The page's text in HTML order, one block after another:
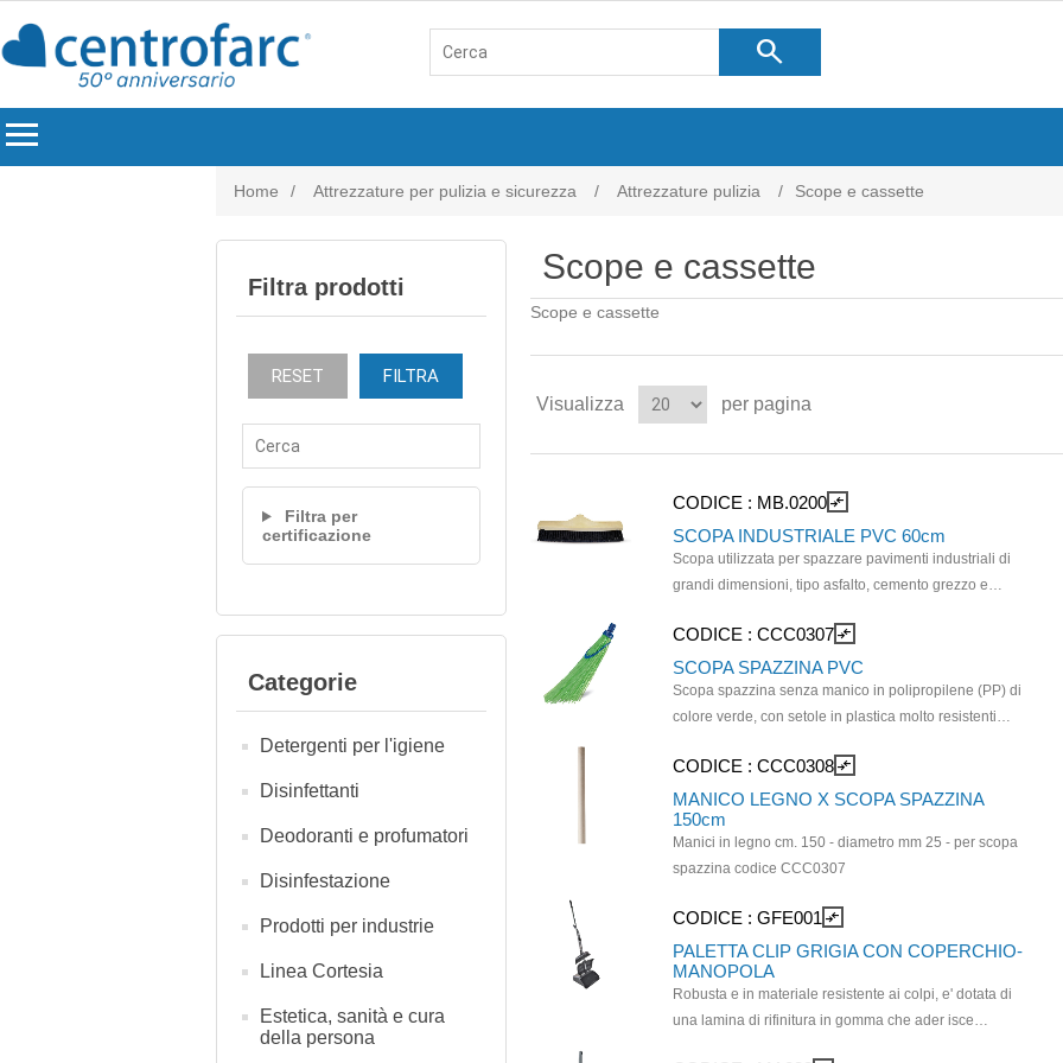
search
menu
Home / Attrezzature per pulizia e sicurezza / Attrezzature pulizia / Scope e cassette
Filtra prodotti
RESET FILTRA
Filtra per
certificazione
Categorie
Detergenti per l'igiene
Disinfettanti
Deodoranti e profumatori
Disinfestazione
Prodotti per industrie
Linea Cortesia
Estetica, sanità e cura
della persona
Scope e cassette
Scope e cassette
Visualizza per pagina
CODICE : MB.0200 compare_arrows
SCOPA INDUSTRIALE PVC 60cm
Scopa utilizzata per spazzare pavimenti industriali di
grandi dimensioni, tipo asfalto, cemento grezzo e
CCC0165. Supporto in plastica - Fibra Nylon nera
CODICE : CCC0307 compare_arrows
SCOPA SPAZZINA PVC
Scopa spazzina senza manico in polipropilene (PP) di
colore verde, con setole in plastica molto resistenti
di superfici esterne come giardini, piazzali, cantieri edili
e strade. Adatta all'uso per hobbisti e operatori
ecologici. Leggera e maneggevole e resistente nel
tempo. Per il manico selezionare il codice CCC0308
MANICO IN LEGNO DIAMETRO 25 mm.
CODICE : CCC0308 compare_arrows
MANICO LEGNO X SCOPA SPAZZINA
150cm
Manici in legno cm. 150 - diametro mm 25 - per scopa
spazzina codice CCC0307
CODICE : GFE001 compare_arrows
PALETTA CLIP GRIGIA CON COPERCHIO-
MANOPOLA
Robusta e in materiale resistente ai colpi, e' dotata di
una lamina di rifinitura in gomma che ader isce